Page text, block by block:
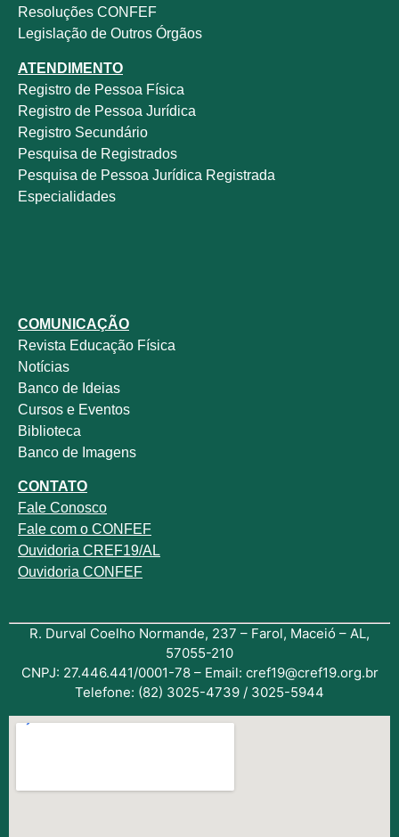
Resoluções CONFEF
Legislação de Outros Órgãos
ATENDIMENTO
Registro de Pessoa Física
Registro de Pessoa Jurídica
Registro Secundário
Pesquisa de Registrados
Pesquisa de Pessoa Jurídica Registrada
Especialidades
COMUNICAÇÃO
Revista Educação Física
Notícias
Banco de Ideias
Cursos e Eventos
Biblioteca
Banco de Imagens
CONTATO
Fale Conosco
Fale com o CONFEF
Ouvidoria CREF19/AL
Ouvidoria CONFEF
R. Durval Coelho Normande, 237 – Farol, Maceió – AL,
57055-210
CNPJ: 27.446.441/0001-78 – Email: cref19@cref19.org.br
Telefone: (82) 3025-4739 / 3025-5944